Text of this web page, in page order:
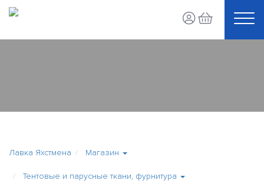
Лавка Яхстмена Магазин
Тентовые и парусные ткани, фурнитура